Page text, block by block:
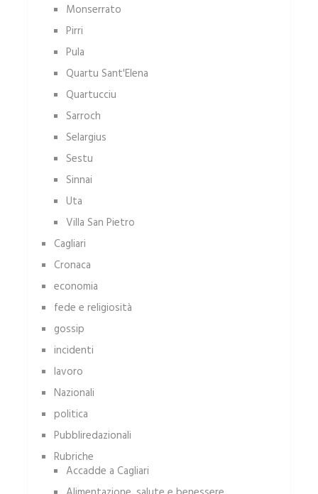
Monserrato
Pirri
Pula
Quartu Sant'Elena
Quartucciu
Sarroch
Selargius
Sestu
Sinnai
Uta
Villa San Pietro
Cagliari
Cronaca
economia
fede e religiosità
gossip
incidenti
lavoro
Nazionali
politica
Pubbliredazionali
Rubriche
Accadde a Cagliari